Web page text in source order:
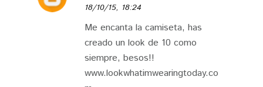
18/10/15, 18:24
Me encanta la camiseta, has
creado un look de 10 como
siempre, besos!!
www.lookwhatimwearingtoday.co